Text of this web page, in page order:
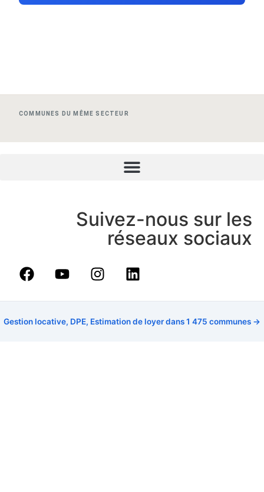
COMMUNES DU MÊME SECTEUR
Suivez-nous sur les
réseaux sociaux
Gestion locative, DPE, Estimation de loyer dans 1 475 communes →